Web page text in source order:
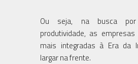
Ou seja, na busca
produtividade, as
mais integradas à Era da
largar na frente.